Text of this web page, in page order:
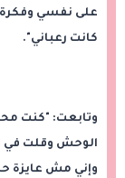
على نفسي وفكرة
كانت رعباني".
وتابعت: "كنت
الوحش وقلت في
وإني مش عايزة